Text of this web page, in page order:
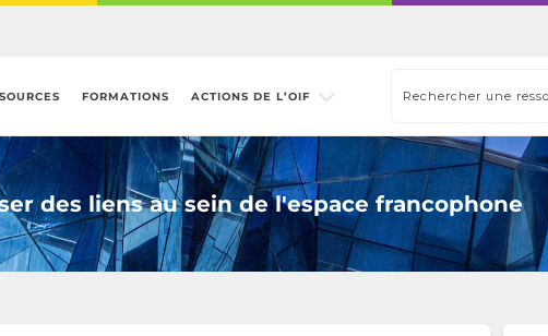
FORMATIONS ACTIONS DE L’OIF
des liens au sein de l'espace francophone